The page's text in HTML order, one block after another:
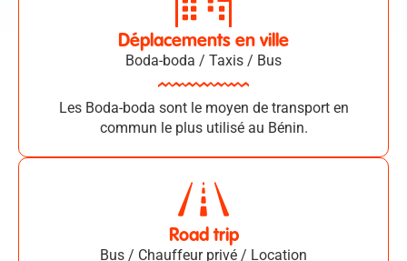
Déplacements en ville
Boda-boda / Taxis / Bus
Les Boda-boda sont le moyen de transport en
commun le plus utilisé au Bénin.
Road trip
Bus / Chauffeur privé / Location